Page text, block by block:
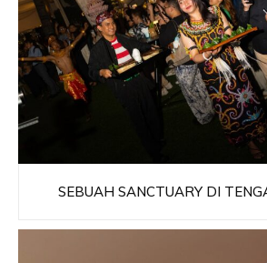
SEBUAH SANCTUARY DI